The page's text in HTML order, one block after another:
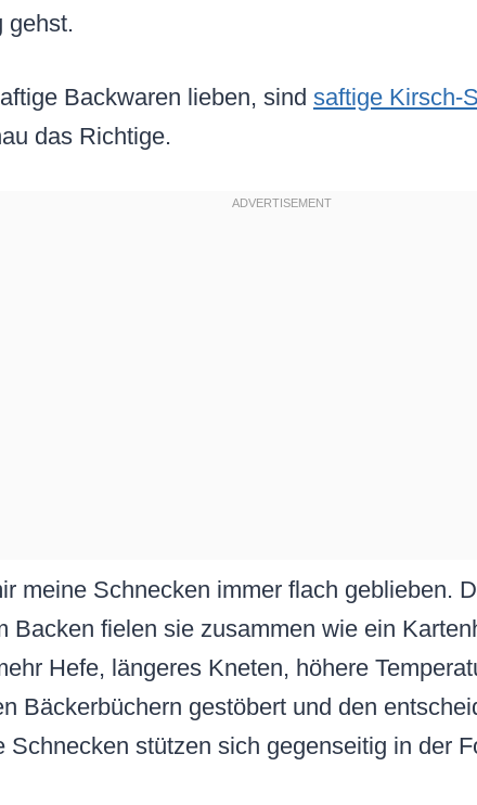
gehst.
Backwaren lieben, sind saftige Kirsch-
das Richtige.
meine Schnecken immer flach geblieben.
Backen fielen sie zusammen wie ein
Hefe, längeres Kneten, höhere
Bäckerbüchern gestöbert und den
Schnecken stützen sich gegenseitig in der